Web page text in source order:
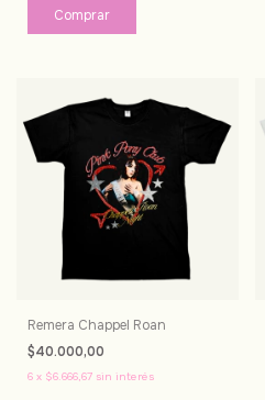
Comprar
Remera Chappel Roan
$40.000,00
6 x $6.666,67 sin interés